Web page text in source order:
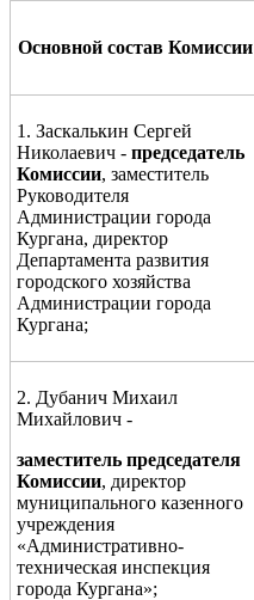
Основной состав Комиссии
1. Заскалькин Сергей
Николаевич - председатель
Комиссии, заместитель
Руководителя
Администрации города
Кургана, директор
Департамента развития
городского хозяйства
Администрации города
Кургана;
2. Дубанич Михаил
Михайлович -
заместитель председателя
Комиссии, директор
муниципального казенного
учреждения
«Административно-
техническая инспекция
города Кургана»;